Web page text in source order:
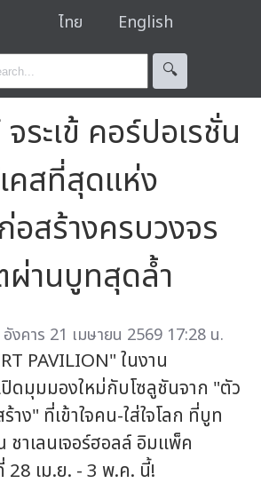
ไทย English
🔍︎
ระเข้ คอร์ปอเรชั่น
คสที่สุดแห่ง
สร้างครบวงจร
ผ่านบูทสุดล้ำ
อังคาร 21 เมษายน 2569 17:28 น.
PAVILION" ในงาน
ดมุมมองใหม่กับโซลูชันจาก "ตัว
ง" ที่เข้าใจคน-ใส่ใจโลก ที่บูท
ชาเลนเจอร์ฮอลล์ อิมแพ็ค
28 เม.ย. - 3 พ.ค. นี้!